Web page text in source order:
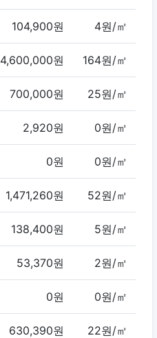
104,900원 4원/㎡
4,600,000원 164원/㎡
700,000원 25원/㎡
2,920원 0원/㎡
0원 0원/㎡
1,471,260원 52원/㎡
138,400원 5원/㎡
53,370원 2원/㎡
0원 0원/㎡
630,390원 22원/㎡